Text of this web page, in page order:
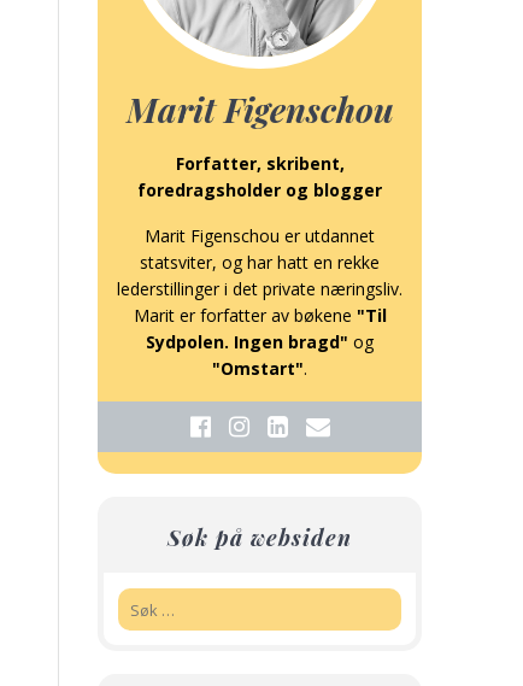
Marit Figenschou
Forfatter, skribent,
foredragsholder og blogger
Marit Figenschou er utdannet
statsviter, og har hatt en rekke
lederstillinger i det private næringsliv.
Marit er forfatter av bøkene "Til
Sydpolen. Ingen bragd" og
"Omstart".
Søk på websiden